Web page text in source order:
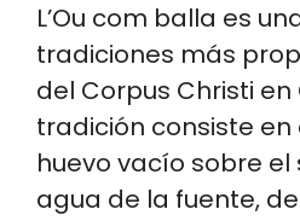
L’Ou com balla es
tradiciones más
del Corpus Christi en
tradición consiste en
huevo vacío sobre el
agua de la fuente,